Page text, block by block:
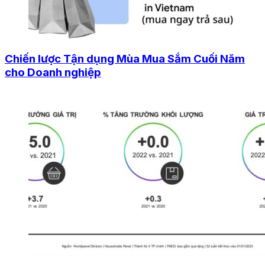
Chiến lược Tận dụng Mùa Mua Sắm Cuối Năm
cho Doanh nghiệp